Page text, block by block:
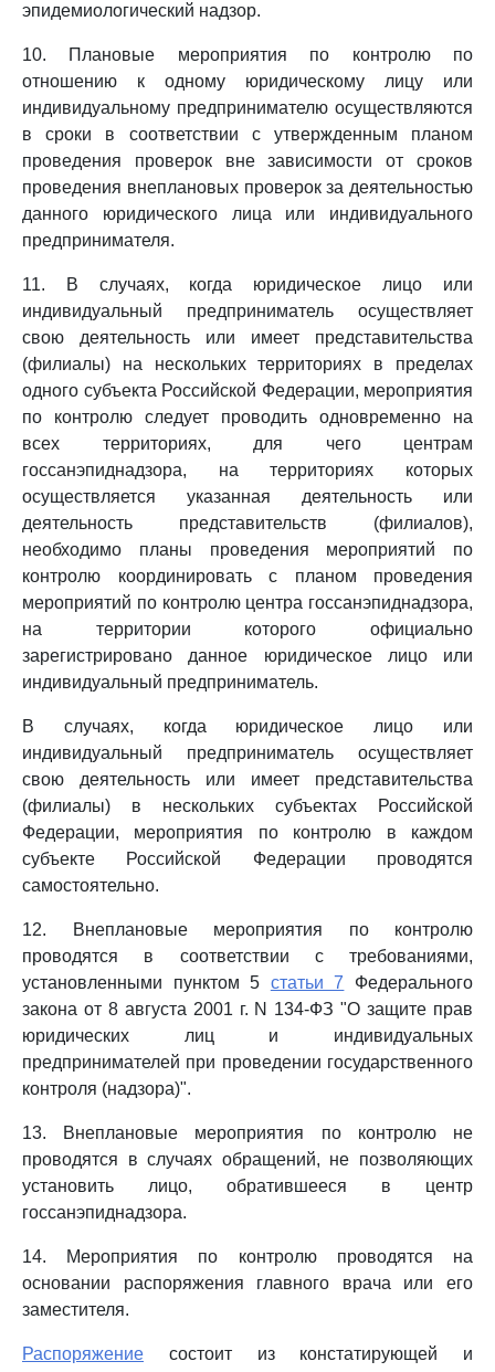
эпидемиологический надзор.
10. Плановые мероприятия по контролю по
отношению к одному юридическому лицу или
индивидуальному предпринимателю осуществляются
в сроки в соответствии с утвержденным планом
проведения проверок вне зависимости от сроков
проведения внеплановых проверок за деятельностью
данного юридического лица или индивидуального
предпринимателя.
11. В случаях, когда юридическое лицо или
индивидуальный предприниматель осуществляет
свою деятельность или имеет представительства
(филиалы) на нескольких территориях в пределах
одного субъекта Российской Федерации, мероприятия
по контролю следует проводить одновременно на
всех территориях, для чего центрам
госсанэпиднадзора, на территориях которых
осуществляется указанная деятельность или
деятельность представительств (филиалов),
необходимо планы проведения мероприятий по
контролю координировать с планом проведения
мероприятий по контролю центра госсанэпиднадзора,
на территории которого официально
зарегистрировано данное юридическое лицо или
индивидуальный предприниматель.
В случаях, когда юридическое лицо или
индивидуальный предприниматель осуществляет
свою деятельность или имеет представительства
(филиалы) в нескольких субъектах Российской
Федерации, мероприятия по контролю в каждом
субъекте Российской Федерации проводятся
самостоятельно.
12. Внеплановые мероприятия по контролю
проводятся в соответствии с требованиями,
установленными пунктом 5 статьи 7 Федерального
закона от 8 августа 2001 г. N 134-ФЗ "О защите прав
юридических лиц и индивидуальных
предпринимателей при проведении государственного
контроля (надзора)".
13. Внеплановые мероприятия по контролю не
проводятся в случаях обращений, не позволяющих
установить лицо, обратившееся в центр
госсанэпиднадзора.
14. Мероприятия по контролю проводятся на
основании распоряжения главного врача или его
заместителя.
Распоряжение состоит из констатирующей и